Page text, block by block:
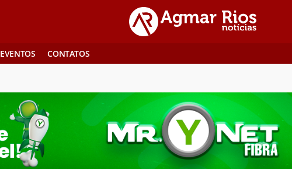
EVENTOS CONTATOS